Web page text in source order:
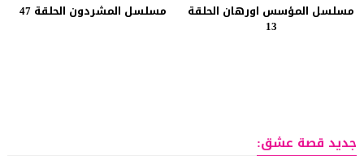
مسلسل المؤسس اورهان الحلقة
13
مسلسل المشردون الحلقة 47
جديد قصة عشق: